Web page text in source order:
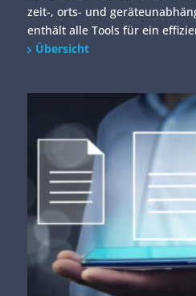
zeit-, orts- und
enthält alle Tools für ein
Übersicht